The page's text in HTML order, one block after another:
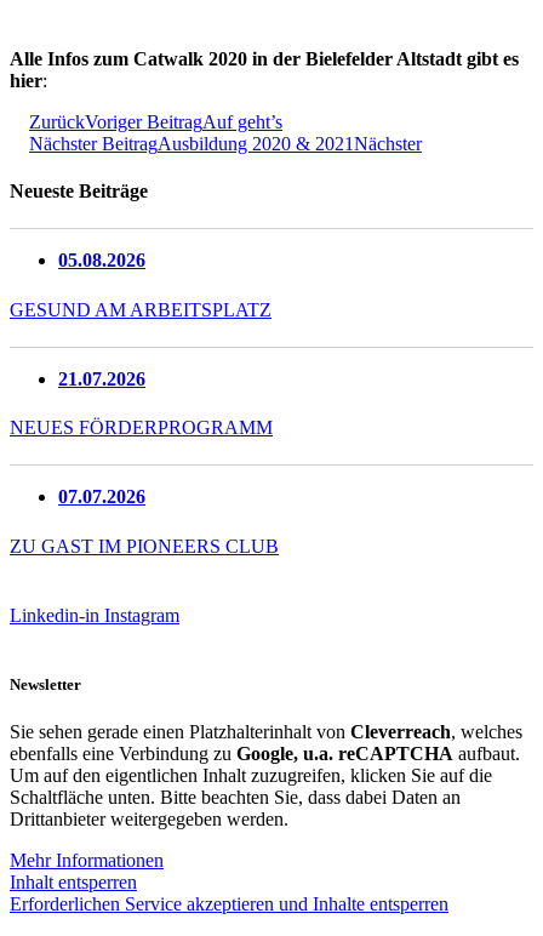
Alle Infos zum Catwalk 2020 in der Bielefelder Altstadt gibt es
hier:
ZurückVoriger BeitragAuf geht’s
Nächster BeitragAusbildung 2020 & 2021Nächster
Neueste Beiträge
05.08.2026
GESUND AM ARBEITSPLATZ
21.07.2026
NEUES FÖRDERPROGRAMM
07.07.2026
ZU GAST IM PIONEERS CLUB
Linkedin-in Instagram
Newsletter
Sie sehen gerade einen Platzhalterinhalt von Cleverreach, welches
ebenfalls eine Verbindung zu Google, u.a. reCAPTCHA aufbaut.
Um auf den eigentlichen Inhalt zuzugreifen, klicken Sie auf die
Schaltfläche unten. Bitte beachten Sie, dass dabei Daten an
Drittanbieter weitergegeben werden.
Mehr Informationen
Inhalt entsperren
Erforderlichen Service akzeptieren und Inhalte entsperren